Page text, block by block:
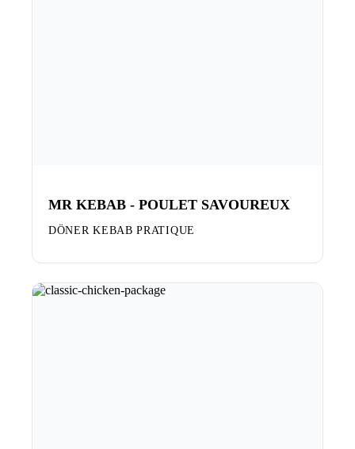
MR KEBAB - POULET SAVOUREUX
DÖNER KEBAB PRATIQUE